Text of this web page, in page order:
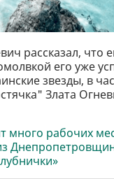
рассказал, что
его уже
звезды, в
Злата
много рабочих